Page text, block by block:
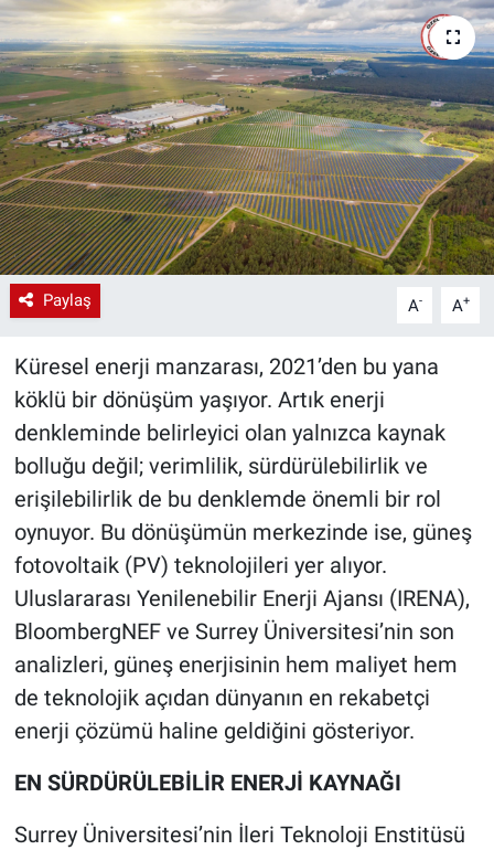
Paylaş A- A+
Küresel enerji manzarası, 2021’den bu yana
köklü bir dönüşüm yaşıyor. Artık enerji
denkleminde belirleyici olan yalnızca kaynak
bolluğu değil; verimlilik, sürdürülebilirlik ve
erişilebilirlik de bu denklemde önemli bir rol
oynuyor. Bu dönüşümün merkezinde ise, güneş
fotovoltaik (PV) teknolojileri yer alıyor.
Uluslararası Yenilenebilir Enerji Ajansı (IRENA),
BloombergNEF ve Surrey Üniversitesi’nin son
analizleri, güneş enerjisinin hem maliyet hem
de teknolojik açıdan dünyanın en rekabetçi
enerji çözümü haline geldiğini gösteriyor.
EN SÜRDÜRÜLEBİLİR ENERJİ KAYNAĞI
Surrey Üniversitesi’nin İleri Teknoloji Enstitüsü
Ağır Sanayi Çözümleri